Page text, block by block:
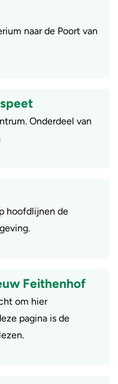
naar de Poort van
Onderdeel van
hoofdlijnen de
Feithenhof
om hier
pagina is de